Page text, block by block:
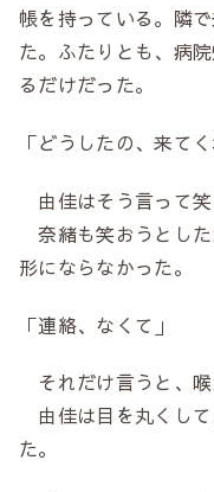
帳を持っている。隣
た。ふたりとも、病
るだけだった。
「どうしたの、来てく
由佳はそう言って笑
奈緒も笑おうとし
形にならなかった。
「連絡、なくて」
それだけ言うと、喉
由佳は目を丸くし
た。